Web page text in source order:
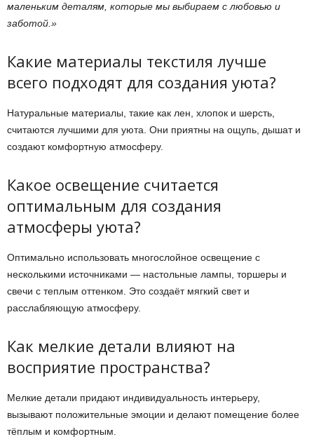
маленьким деталям, которые мы выбираем с любовью и
заботой.»
Какие материалы текстиля лучше
всего подходят для создания уюта?
Натуральные материалы, такие как лен, хлопок и шерсть,
считаются лучшими для уюта. Они приятны на ощупь, дышат и
создают комфортную атмосферу.
Какое освещение считается
оптимальным для создания
атмосферы уюта?
Оптимально использовать многослойное освещение с
несколькими источниками — настольные лампы, торшеры и
свечи с теплым оттенком. Это создаёт мягкий свет и
расслабляющую атмосферу.
Как мелкие детали влияют на
восприятие пространства?
Мелкие детали придают индивидуальность интерьеру,
вызывают положительные эмоции и делают помещение более
тёплым и комфортным.